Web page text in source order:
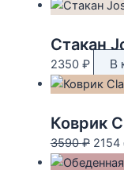
Стакан
2350 ₽ В
Коврик
3590₽
цена
2154